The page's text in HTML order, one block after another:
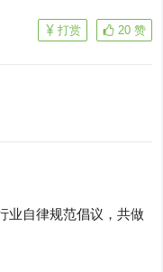
20 赞
打赏
业自律规范倡议，共做